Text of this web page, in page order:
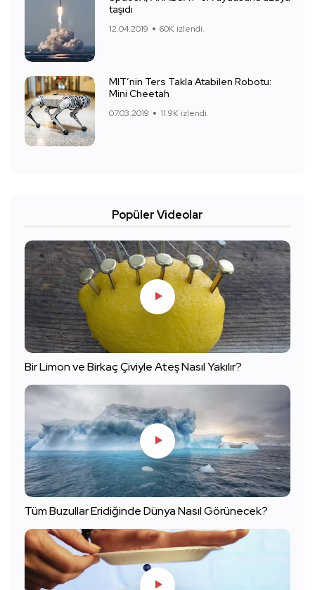
taşıdı
12.04.2019 60K izlendi.
MIT’nin Ters Takla Atabilen Robotu:
Mini Cheetah
07.03.2019 11.9K izlendi.
Popüler Videolar
Bir Limon ve Birkaç Çiviyle Ateş Nasıl Yakılır?
Tüm Buzullar Eridiğinde Dünya Nasıl Görünecek?